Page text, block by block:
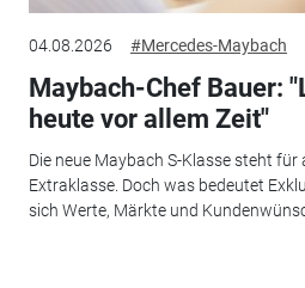
04.08.2026 #Mercedes-Maybach
Maybach-Chef Bauer:
heute vor allem Zeit"
Die neue Maybach S-Klasse steht
Extraklasse. Doch was bedeutet
sich Werte, Märkte und